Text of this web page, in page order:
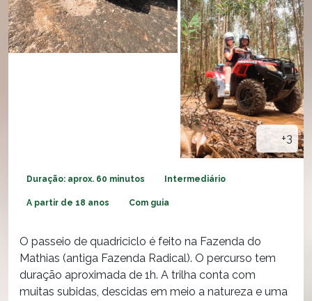
+3
Duração: aprox. 60 minutos Intermediário
A partir de 18 anos Com guia
O passeio de quadriciclo é feito na Fazenda do
Mathias (antiga Fazenda Radical). O percurso tem
duração aproximada de 1h. A trilha conta com
muitas subidas, descidas em meio a natureza e uma